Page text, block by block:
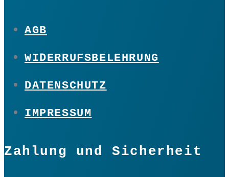
AGB
WIDERRUFSBELEHRUNG
DATENSCHUTZ
IMPRESSUM
Zahlung und Sicherheit